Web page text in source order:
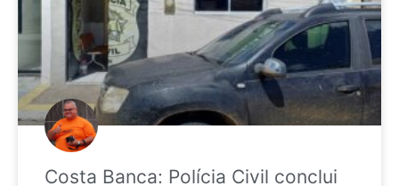
Costa Banca: Polícia Civil conclui